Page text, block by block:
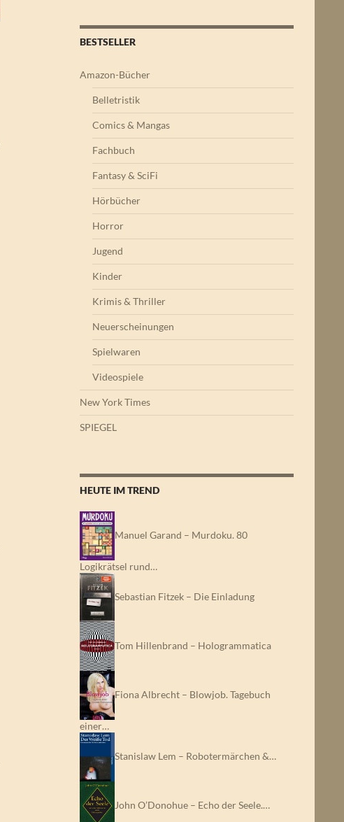
BESTSELLER
Amazon-Bücher
Belletristik
Comics & Mangas
Fachbuch
Fantasy & SciFi
Hörbücher
Horror
Jugend
Kinder
Krimis & Thriller
Neuerscheinungen
Spielwaren
Videospiele
New York Times
SPIEGEL
HEUTE IM TREND
Manuel Garand – Murdoku. 80
Logikrätsel rund…
Sebastian Fitzek – Die Einladung
Tom Hillenbrand – Hologrammatica
Fiona Albrecht – Blowjob. Tagebuch
einer…
Stanislaw Lem – Robotermärchen &…
John O’Donohue – Echo der Seele.…